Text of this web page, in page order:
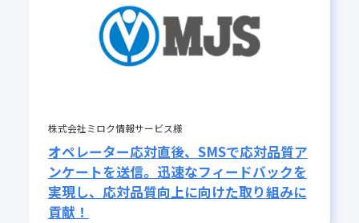
株式会社ミロク情報サービス様
オペレーター応対直後、SMSで応対品質ア
ンケートを送信。迅速なフィードバックを
実現し、応対品質向上に向けた取り組みに
貢献！